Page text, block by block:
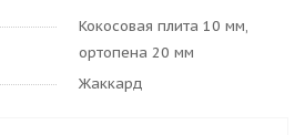
Кокосовая плита 10 мм,
ортопена 20 мм
Жаккард